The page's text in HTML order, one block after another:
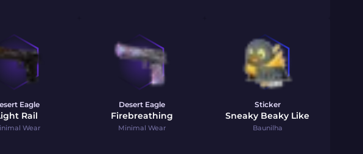
Eagle
Rail
Wear
Desert Eagle
Firebreathing
Minimal Wear
Sticker
Sneaky Beaky Like
Baunilha